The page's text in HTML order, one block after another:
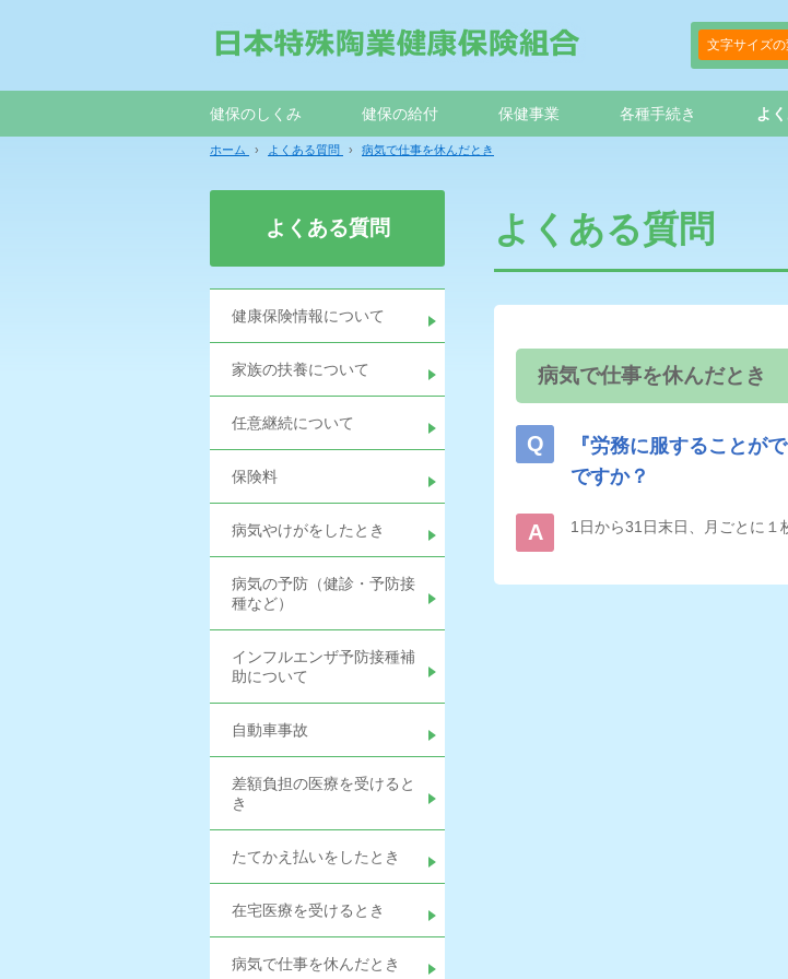
文字サイズ
健保のしくみ 健保の給付 保健事業 各種手続き よ
ホーム › よくある質問 › 病気で仕事を休んだとき
よくある質問
病気で仕事を休んだとき
『労務に服することが
ですか？
1日から31日末日、月ごとに１
よくある質問
健康保険情報について
家族の扶養について
任意継続について
保険料
病気やけがをしたとき
病気の予防（健診・予防接
種など）
インフルエンザ予防接種補
助について
自動車事故
差額負担の医療を受けると
き
たてかえ払いをしたとき
在宅医療を受けるとき
病気で仕事を休んだとき